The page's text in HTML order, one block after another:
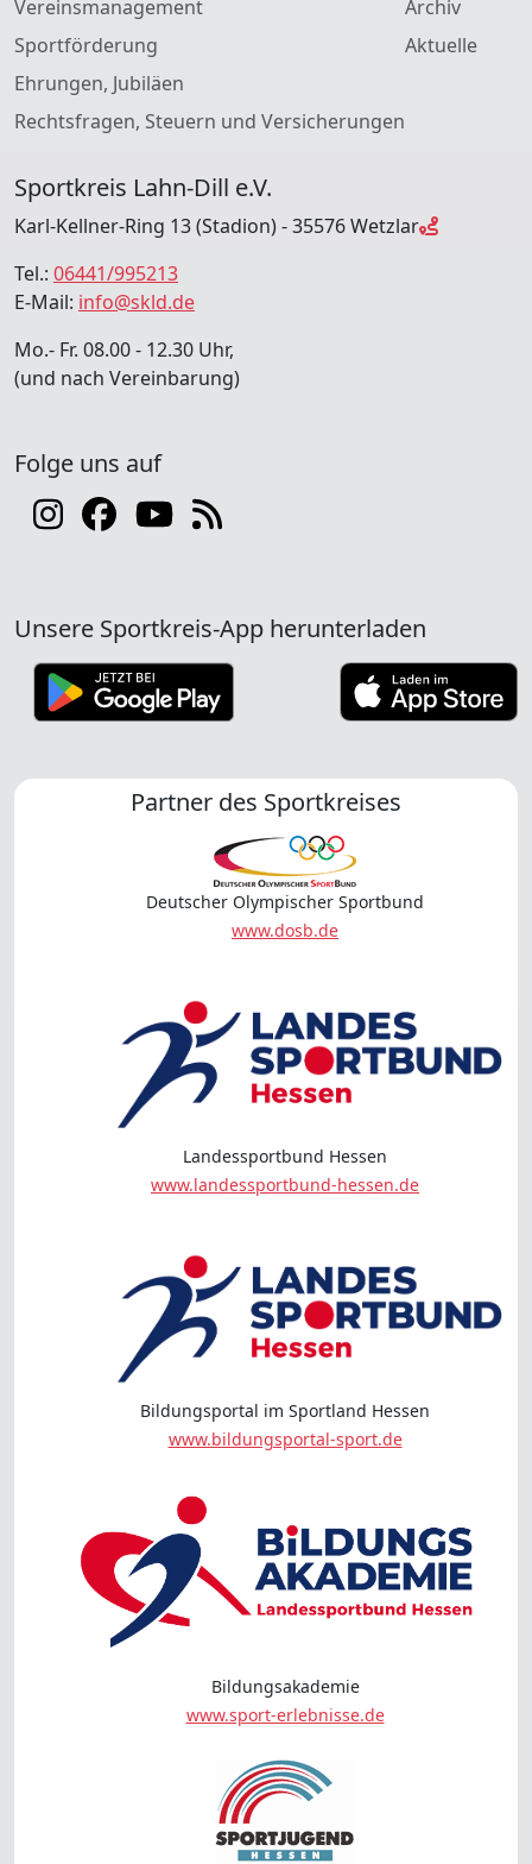
Vereinsmanagement
Sportförderung
Ehrungen, Jubiläen
Rechtsfragen, Steuern und Versicherungen
Archiv
Aktuelle
Sportkreis Lahn-Dill e.V.
Karl-Kellner-Ring 13 (Stadion) - 35576 Wetzlar
Tel.: 06441/995213
E-Mail: info@skld.de
Mo.- Fr. 08.00 - 12.30 Uhr,
(und nach Vereinbarung)
Folge uns auf
Unsere Sportkreis-App herunterladen
Partner des Sportkreises
Deutscher Olympischer Sportbund
www.dosb.de
Landessportbund Hessen
www.landessportbund-hessen.de
Bildungsportal im Sportland Hessen
www.bildungsportal-sport.de
Bildungsakademie
www.sport-erlebnisse.de